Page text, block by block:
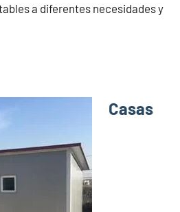
a diferentes necesidades y
Casas